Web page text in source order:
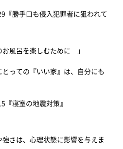
『勝手口も侵入犯罪者に狙われて
お風呂を楽しむために 」
っての『いい家』は、自分にも
『寝室の地震対策』
さは、心理状態に影響を与えま